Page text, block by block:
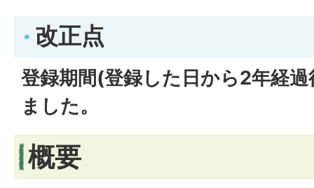
改正点
登録期間(登録した日から2年経
ました。
概要